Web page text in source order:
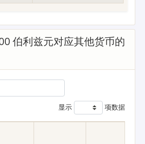
伯利兹元对应其他货币的
显示 项数据